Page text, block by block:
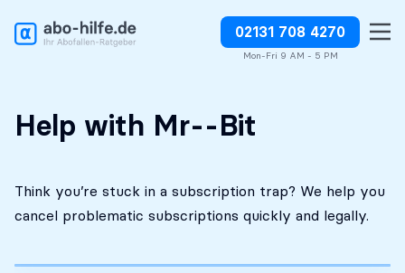
02131 708 4270
Mon-Fri 9 AM - 5 PM
Free initial
No costs without your
Stop charges or request
refunds
Help with Mr--Bit
Think you’re stuck in a subscription trap? We help you
cancel problematic subscriptions quickly and legally.